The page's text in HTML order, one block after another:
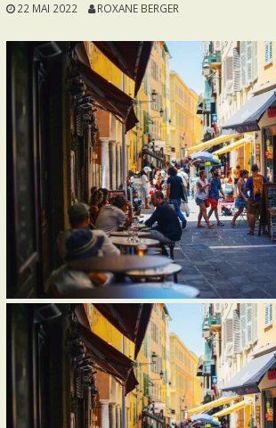
22 MAI 2022 ROXANE BERGER